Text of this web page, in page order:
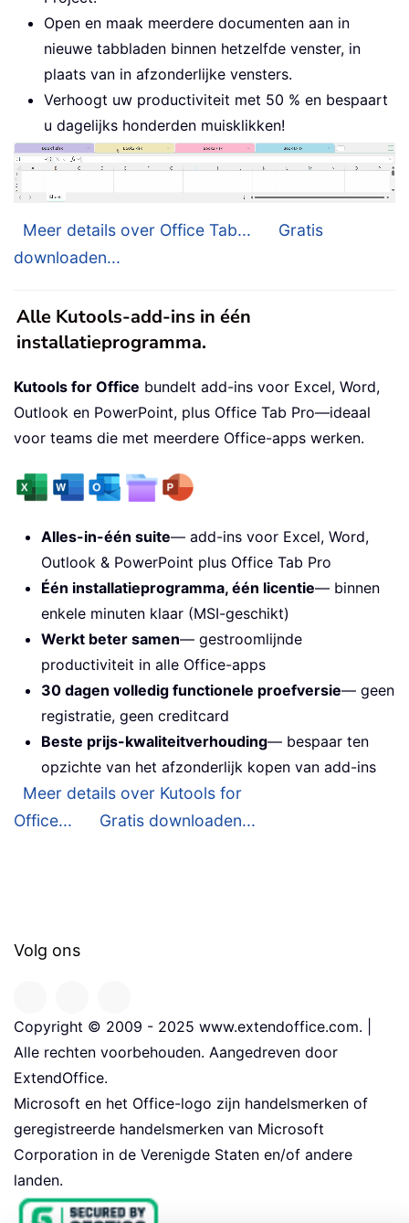
Open en maak meerdere documenten aan in
nieuwe tabbladen binnen hetzelfde venster, in
plaats van in afzonderlijke vensters.
Verhoogt uw productiviteit met 50 % en bespaart
u dagelijks honderden muisklikken!
Meer details over Office Tab...
Gratis
downloaden...
Alle Kutools-add-ins in één
installatieprogramma.
Kutools for Office bundelt add-ins voor Excel, Word,
Outlook en PowerPoint, plus Office Tab Pro—ideaal
voor teams die met meerdere Office-apps werken.
Alles-in-één suite— add-ins voor Excel, Word,
Outlook & PowerPoint plus Office Tab Pro
Één installatieprogramma, één licentie— binnen
enkele minuten klaar (MSI-geschikt)
Werkt beter samen— gestroomlijnde
productiviteit in alle Office-apps
30 dagen volledig functionele proefversie— geen
registratie, geen creditcard
Beste prijs-kwaliteitverhouding— bespaar ten
opzichte van het afzonderlijk kopen van add-ins
Meer details over Kutools for
Office...
Gratis downloaden...
Volg ons
Copyright © 2009 - 2025 www.extendoffice.com. |
Alle rechten voorbehouden. Aangedreven door
ExtendOffice.
Microsoft en het Office-logo zijn handelsmerken of
geregistreerde handelsmerken van Microsoft
Corporation in de Verenigde Staten en/of andere
landen.